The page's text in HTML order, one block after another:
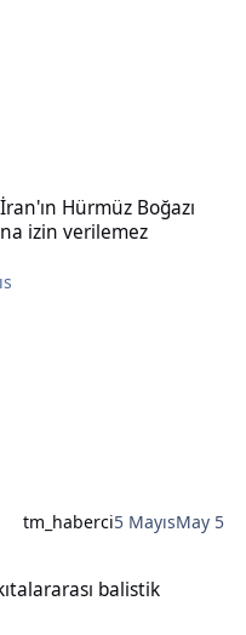
Hürmüz Boğazı
izin verilemez
tm_haberci5 MayısMay 5
balistik